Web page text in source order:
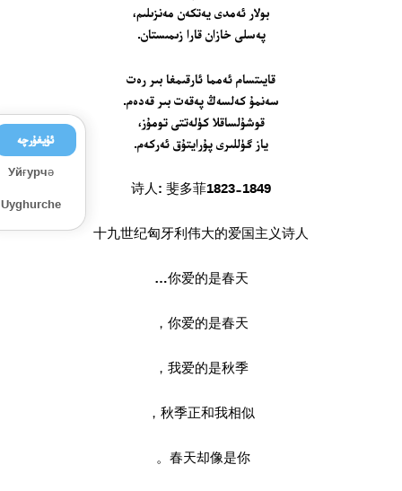
بولار ئەمدى يەتكەن مەنزىلىم،
پەسلى خازان قارا زىمىستان.
قايىتسام ئەمما ئارقىمغا بىر رەت
سەنمۇ كەلسەڭ پەقەت بىر قەدەم.
قوشۇلساقلا كۈلەتتى تومۇز،
ياز گۈللىرى پۇرايتۇق ئەركەم.
诗人: 斐多菲1823-1849
十九世纪匈牙利伟大的爱国主义诗人
你爱的是春天…
你爱的是春天，
我爱的是秋季，
秋季正和我相似，
春天却像是你。 ­
ئۇيغۇرچە
Уйғурчә
Uyghurche